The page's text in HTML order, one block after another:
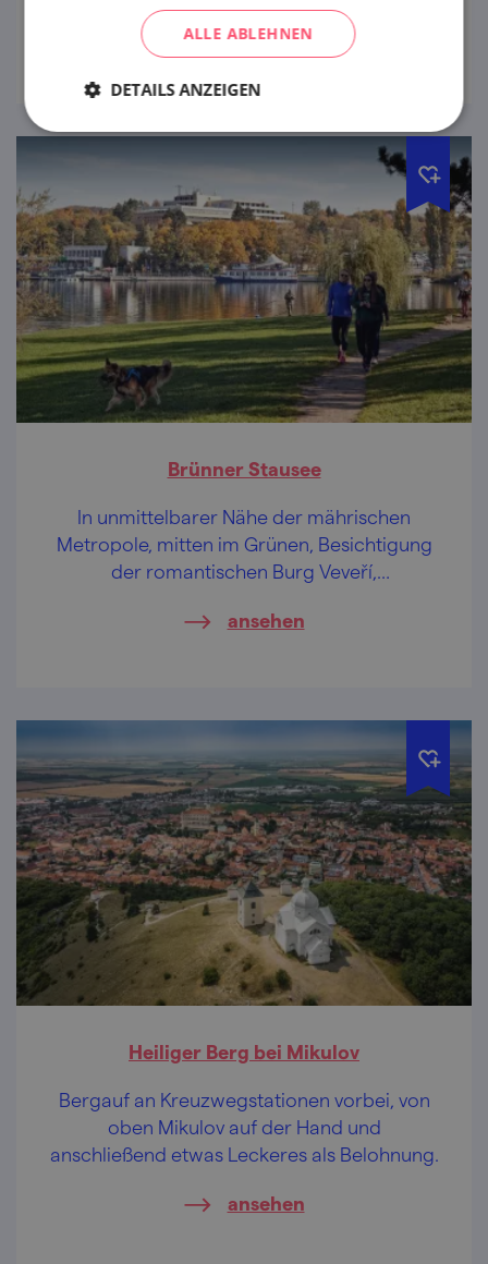
und dem Geist der Ersten Republik.
ansehen
Brünner Stausee
In unmittelbarer Nähe der mährischen
Metropole, mitten im Grünen, Besichtigung
der romantischen Burg Veveří,
See – eine tolle Entspannung!
ansehen
Heiliger Berg bei Mikulov
Bergauf an Kreuzwegstationen vorbei, von
oben Mikulov auf der Hand und
anschließend etwas Leckeres als Belohnung.
ansehen
ALLE ABLEHNEN
DETAILS ANZEIGEN